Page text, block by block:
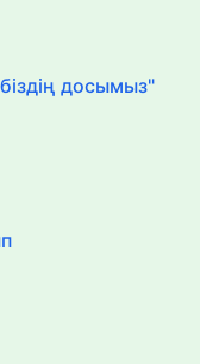
досымыз"